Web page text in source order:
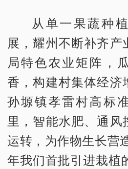
从单一果蔬种
展，耀州不断补齐产
局特色农业矩阵，
香，构建村集体经济
孙塬镇孝雷村高标
里，智能水肥、通风
运转，为作物生长营
年我们首批引进栽植